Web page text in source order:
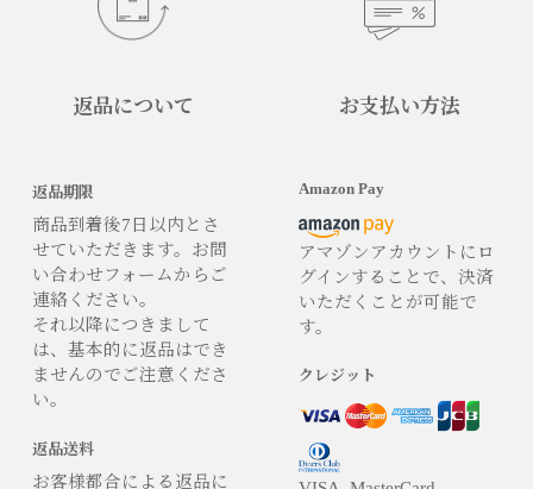
返品について
返品期限
商品到着後7日以内とさ
せていただきます。お問
い合わせフォームからご
連絡ください。
それ以降につきまして
は、基本的に返品はでき
ませんのでご注意くださ
い。
返品送料
お客様都合による返品に
お支払い方法
Amazon Pay
アマゾンアカウントにロ
グインすることで、決済
いただくことが可能で
す。
クレジット